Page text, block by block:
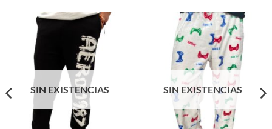
SIN EXISTENCIAS SIN EXISTENCIAS